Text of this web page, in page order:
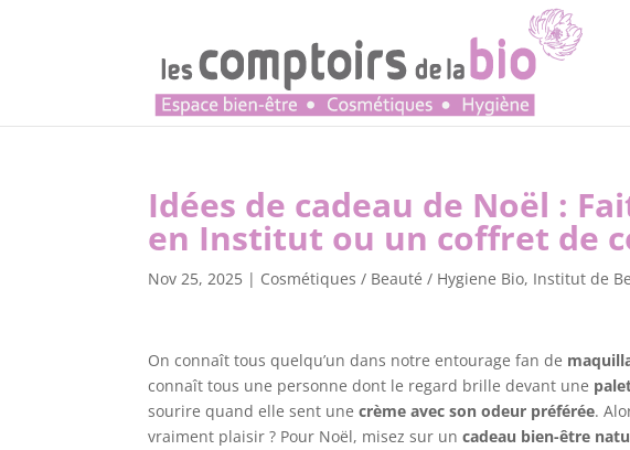
Idées de cadeau de Noël :
en Institut ou un coffret de
Nov 25, 2025 | Cosmétiques / Beauté / Hygiene Bio, Institut de
On connaît tous quelqu’un dans notre entourage fan de
connaît tous une personne dont le regard brille devant une
sourire quand elle sent unecrème avec son odeur préférée.
vraiment plaisir ? Pour Noël, misez sur uncadeau bien-être